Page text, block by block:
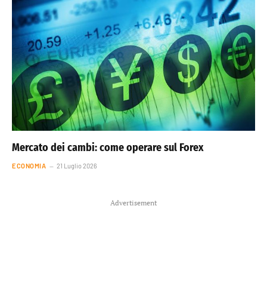
Mercato dei cambi: come operare sul Forex
ECONOMIA 21 Luglio 2026
Advertisement